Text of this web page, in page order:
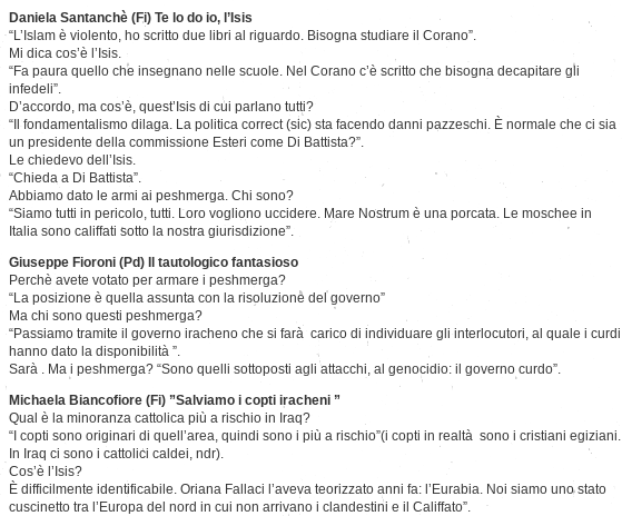
Daniela Santanchè (Fi) Te lo do io, l’Isis
“L’Islam è violento, ho scritto due libri al riguardo. Bisogna studiare il Corano”.
Mi dica cos’è l’Isis.
“Fa paura quello che insegnano nelle scuole. Nel Corano c’è scritto che bisogna decapitare gli
infedeli”.
D’accordo, ma cos’è, quest’Isis di cui parlano tutti?
“Il fondamentalismo dilaga. La politica correct (sic) sta facendo danni pazzeschi. È normale che ci sia
un presidente della commissione Esteri come Di Battista?”.
Le chiedevo dell’Isis.
“Chieda a Di Battista”.
Abbiamo dato le armi ai peshmerga. Chi sono?
“Siamo tutti in pericolo, tutti. Loro vogliono uccidere. Mare Nostrum è una porcata. Le moschee in
Italia sono califfati sotto la nostra giurisdizione”.
Giuseppe Fioroni (Pd) Il tautologico fantasioso
Perchè avete votato per armare i peshmerga?
“La posizione è quella assunta con la risoluzione del governo”
Ma chi sono questi peshmerga?
“Passiamo tramite il governo iracheno che si farà carico di individuare gli interlocutori, al quale i curdi
hanno dato la disponibilità ”.
Sarà . Ma i peshmerga? “Sono quelli sottoposti agli attacchi, al genocidio: il governo curdo”.
Michaela Biancofiore (Fi) ”Salviamo i copti iracheni ”
Qual è la minoranza cattolica più a rischio in Iraq?
“I copti sono originari di quell’area, quindi sono i più a rischio”(i copti in realtà sono i cristiani egiziani.
In Iraq ci sono i cattolici caldei, ndr).
Cos’è l’Isis?
È difficilmente identificabile. Oriana Fallaci l’aveva teorizzato anni fa: l’Eurabia. Noi siamo uno stato
cuscinetto tra l’Europa del nord in cui non arrivano i clandestini e il Califfato”.